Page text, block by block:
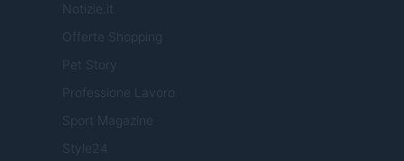
Notizie.it
Offerte Shopping
Pet Story
Professione Lavoro
Sport Magazine
Style24